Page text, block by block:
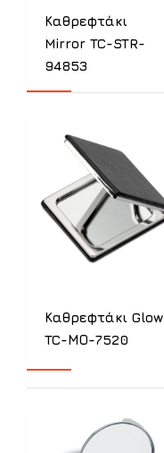
Καθρεφτάκι
Mirror TC-STR-
94853
Καθρεφτάκι Glow
TC-ΜΟ-7520